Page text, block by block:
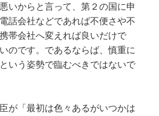
いからと言って、第２の国に申
話会社などであれば不便さや不
帯会社へ変えれば良いだけで
のです。であるならば、慎重に
いう姿勢で臨むべきではないで
が「最初は色々あるがいつかは